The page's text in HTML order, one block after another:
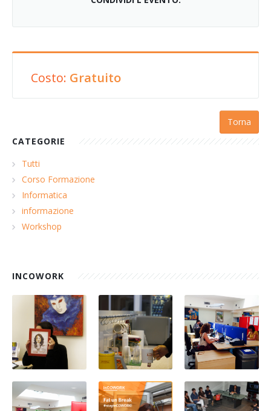
Costo: Gratuito
Torna
CATEGORIE
Tutti
Corso Formazione
Informatica
informazione
Workshop
INCOWORK